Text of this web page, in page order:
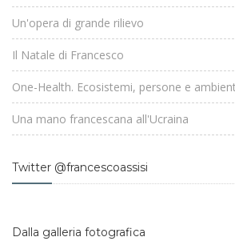
Un'opera di grande rilievo
Il Natale di Francesco
One-Health. Ecosistemi, persone e
Una mano francescana all'Ucraina
Twitter @francescoassisi
Dalla galleria fotografica